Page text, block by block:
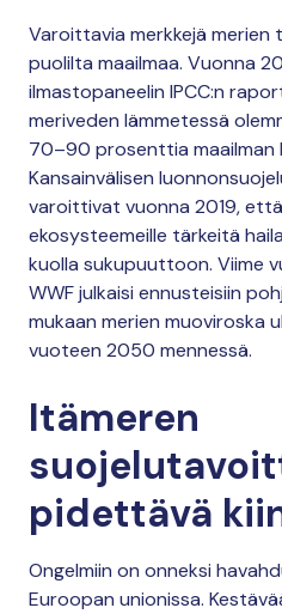
Varoittavia merkkejä merien
puolilta maailmaa. Vuonna
ilmastopaneelin IPCC:n
meriveden lämmetessä
70–90 prosenttia maailman
Kansainvälisen
varoittivat vuonna 2019,
ekosysteemeille tärkeitä
kuolla sukupuuttoon. Viime
WWF julkaisi ennusteisiin
mukaan merien muoviroska
vuoteen 2050 mennessä.
Itämeren
pidettävä
Ongelmiin on onneksi
Euroopan unionissa.